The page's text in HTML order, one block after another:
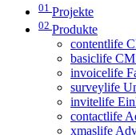
01 Projekte
02 Produkte
contentlife
basiclife
invoicelife
surveylife
invitelife
contactlife
xmaslife